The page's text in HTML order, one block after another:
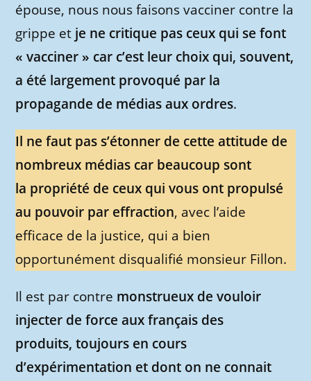
épouse, nous nous faisons vacciner contre la
grippe et je ne critique pas ceux qui se font
« vacciner » car c’est leur choix qui, souvent,
a été largement provoqué par la
propagande de médias aux ordres.
Il ne faut pas s’étonner de cette attitude de
nombreux médias car beaucoup sont
la propriété de ceux qui vous ont propulsé
au pouvoir par effraction, avec l’aide
efficace de la justice, qui a bien
opportunément disqualifié monsieur Fillon.
Il est par contre monstrueux de vouloir
injecter de force aux français des
produits, toujours en cours
d’expérimentation et dont on ne connait